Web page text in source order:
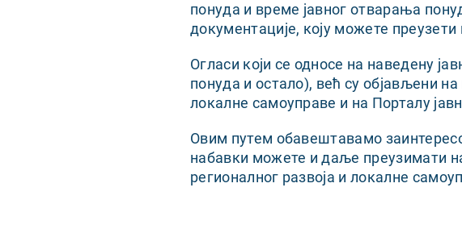
понуда и време јавног отварања
документације, коју можете
Огласи који се односе на наведену
понуда и остало), већ су објављени
локалне самоуправе и на Порталу
Овим путем обавештавамо
набавки можете и даље преузимати
регионалног развоја и локалне